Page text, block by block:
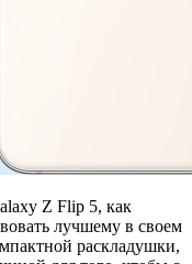
Z Flip 5, как
лучшему в своем
раскладушки,